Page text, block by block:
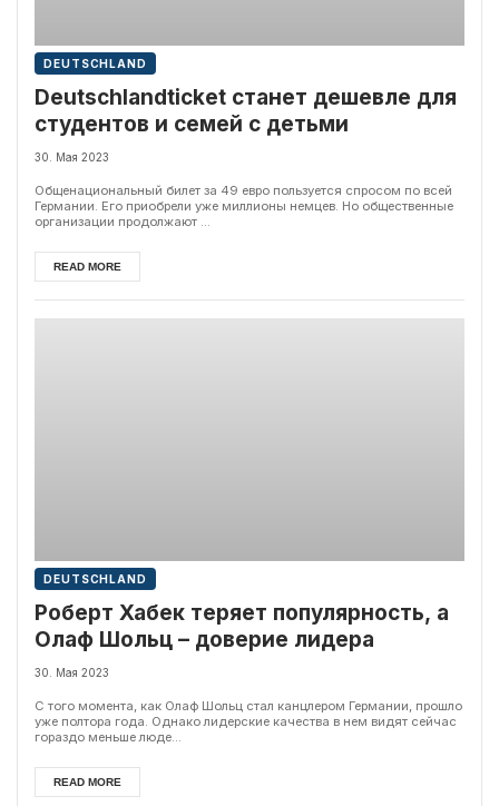
DEUTSCHLAND
Deutschlandticket станет дешевле для
студентов и семей с детьми
30. Мая 2023
Общенациональный билет за 49 евро пользуется спросом по всей
Германии. Его приобрели уже миллионы немцев. Но общественные
организации продолжают ...
READ MORE
DEUTSCHLAND
Роберт Хабек теряет популярность, а
Олаф Шольц – доверие лидера
30. Мая 2023
С того момента, как Олаф Шольц стал канцлером Германии, прошло
уже полтора года. Однако лидерские качества в нем видят сейчас
гораздо меньше люде...
READ MORE